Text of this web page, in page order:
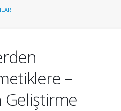
–
Geliştirme